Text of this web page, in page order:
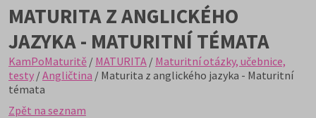
MATURITA Z ANGLICKÉHO
JAZYKA - MATURITNÍ TÉMATA
KamPoMaturitě / MATURITA / Maturitní otázky, učebnice,
testy /Angličtina / Maturita z anglického jazyka - Maturitní
témata
Zpět na seznam